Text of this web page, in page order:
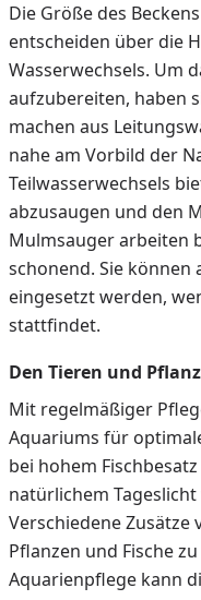
Die Größe des
entscheiden über die
Wasserwechsels. Um
aufzubereiten, haben
machen aus
nahe am Vorbild der
Teilwasserwechsels
abzusaugen und den
Mulmsauger arbeiten
schonend. Sie
eingesetzt werden,
stattfindet.
Den Tieren und
Mit regelmäßiger
Aquariums für
bei hohem
natürlichem
Verschiedene Zusätze
Pflanzen und Fische
Aquarienpflege kann